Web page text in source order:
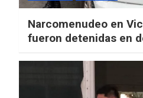
Narcomenudeo en
fueron detenidas en